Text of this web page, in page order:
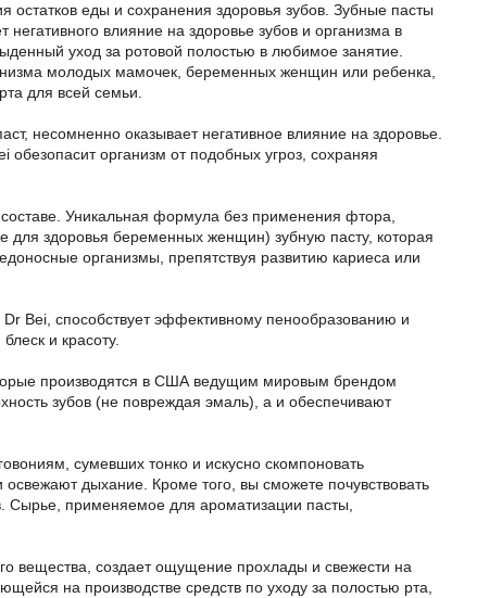
еды и сохранения здоровья зубов. Зубные пасты
влияние на здоровье зубов и организма в
уход за ротовой полостью в любимое занятие.
молодых мамочек, беременных женщин или ребенка,
для всей семьи.
несомненно оказывает негативное влияние на здоровье.
организм от подобных угроз, сохраняя
Уникальная формула без применения фтора,
для здоровья беременных женщин) зубную пасту, которая
организмы, препятствуя развитию кариеса или
Bei, способствует эффективному пенообразованию и
и красоту.
производятся в США ведущим мировым брендом
зубов (не повреждая эмаль), а и обеспечивают
сумевших тонко и искусно скомпоновать
дыхание. Кроме того, вы сможете почувствовать
Сырье, применяемое для ароматизации пасты,
вещества, создает ощущение прохлады и свежести на
на производстве средств по уходу за полостью рта,